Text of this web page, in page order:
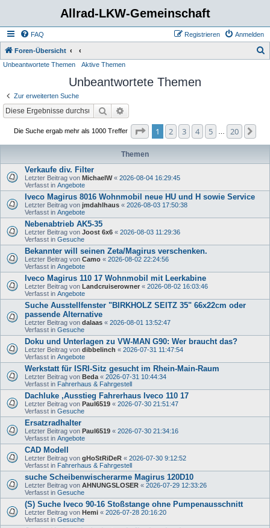
Allrad-LKW-Gemeinschaft
FAQ Anmelden
Registrieren
Foren-Übersicht
Unbeantwortete Themen Aktive Themen
Unbeantwortete Themen
Zur erweiterten Suche
Suche
Die Suche ergab mehr als 1000 Treffer Seite von
1 2 3 4 5 20
Themen
Verkaufe div. Filter
Letzter Beitrag von MichaelW« 2026-08-04 16:29:45
Verfasst in Angebote
Iveco Magirus 8016 Wohnmobil neue HU und H sowie Service
Letzter Beitrag von jmdahlhaus « 2026-08-03 17:50:38
Verfasst in Angebote
Nebenabtrieb AK5-35
Letzter Beitrag von Joost 6x6 « 2026-08-03 11:29:36
Verfasst in Gesuche
Bekannter will seinen Zeta/Magirus verschenken.
Letzter Beitrag von Camo « 2026-08-02 22:24:56
Verfasst in Angebote
Iveco Magirus 110 17 Wohnmobil mit Leerkabine
Letzter Beitrag von Landcruiserowner « 2026-08-02 16:03:46
Verfasst in Angebote
Suche Ausstellfenster "BIRKHOLZ SEITZ 35" 66x22cm oder
passende Alternative
Letzter Beitrag von dalaas « 2026-08-01 13:52:47
Verfasst in Gesuche
Doku und Unterlagen zu VW-MAN G90: Wer braucht das?
Letzter Beitrag von dibbelinch « 2026-07-31 11:47:54
Verfasst in Angebote
Werkstatt für ISRI-Sitz gesucht im Rhein-Main-Raum
Letzter Beitrag von Beda « 2026-07-31 10:44:34
Verfasst in Fahrerhaus & Fahrgestell
Dachluke ,Ausstieg Fahrerhaus Iveco 110 17
Letzter Beitrag von Paul6519 « 2026-07-30 21:51:47
Verfasst in Gesuche
Ersatzradhalter
Letzter Beitrag von Paul6519 « 2026-07-30 21:34:16
Verfasst in Angebote
CAD Modell
Letzter Beitrag von gHoStRiDeR « 2026-07-30 9:12:52
Verfasst in Fahrerhaus & Fahrgestell
suche Scheibenwischerarme Magirus 120D10
Letzter Beitrag von AHNUNGSLOSER « 2026-07-29 12:33:26
Verfasst in Gesuche
(S) Suche Iveco 90-16 Stoßstange ohne Pumpenausschnitt
Letzter Beitrag von Hemi « 2026-07-28 20:16:20
Verfasst in Gesuche